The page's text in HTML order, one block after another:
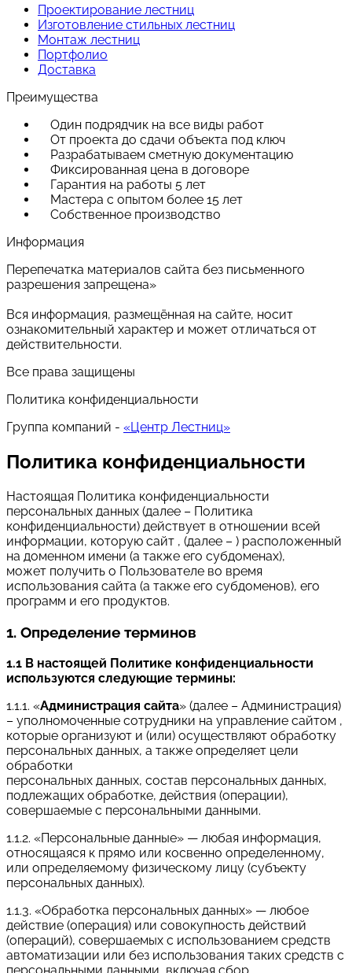
Проектирование лестниц
Изготовление стильных лестниц
Монтаж лестниц
Портфолио
Доставка
Преимущества
Один подрядчик на все виды работ
От проекта до сдачи объекта под ключ
Разрабатываем сметную документацию
Фиксированная цена в договоре
Гарантия на работы 5 лет
Мастера с опытом более 15 лет
Собственное производство
Информация
Перепечатка материалов сайта без письменного
разрешения запрещена»
Вся информация, размещённая на сайте, носит
ознакомительный характер и может отличаться от
действительности.
Все права защищены
Политика конфиденциальности
Группа компаний - «Центр Лестниц»
Политика конфиденциальности
Настоящая Политика конфиденциальности
персональных данных (далее – Политика
конфиденциальности) действует в отношении всей
информации, которую сайт , (далее – ) расположенный
на доменном имени (а также его субдоменах),
может получить о Пользователе во время
использования сайта (а также его субдоменов), его
программ и его продуктов.
1. Определение терминов
1.1 В настоящей Политике конфиденциальности
используются следующие термины:
1.1.1. «Администрация сайта» (далее – Администрация)
– уполномоченные сотрудники на управление сайтом ,
которые организуют и (или) осуществляют обработку
персональных данных, а также определяет цели
обработки
персональных данных, состав персональных данных,
подлежащих обработке, действия (операции),
совершаемые с персональными данными.
1.1.2. «Персональные данные» — любая информация,
относящаяся к прямо или косвенно определенному,
или определяемому физическому лицу (субъекту
персональных данных).
1.1.3. «Обработка персональных данных» — любое
действие (операция) или совокупность действий
(операций), совершаемых с использованием средств
автоматизации или без использования таких средств с
персональными данными, включая сбор,